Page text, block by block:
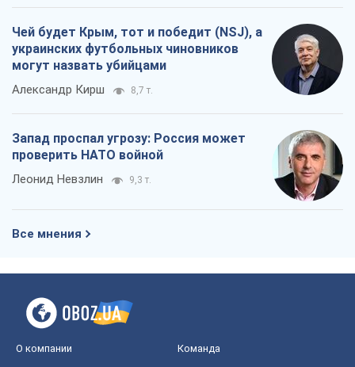
Чей будет Крым, тот и победит (NSJ), а
украинских футбольных чиновников
могут назвать убийцами
Александр Кирш 8,7 т.
Запад проспал угрозу: Россия может
проверить НАТО войной
Леонид Невзлин 9,3 т.
Все мнения
О компании Команда